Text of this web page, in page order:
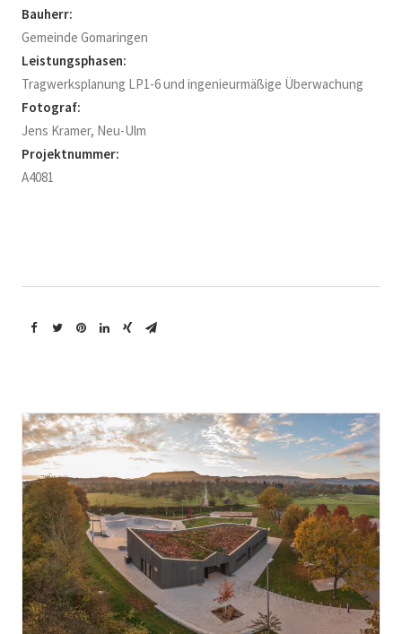
Bauherr:
Gemeinde Gomaringen
Leistungsphasen:
Tragwerksplanung LP1-6 und ingenieurmäßige Überwachung
Fotograf:
Jens Kramer, Neu-Ulm
Projektnummer:
A4081